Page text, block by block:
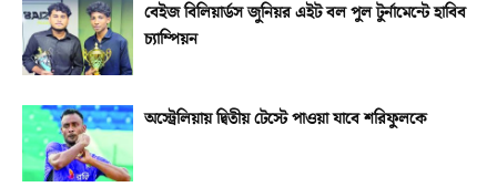
বেইজ বিলিয়ার্ডস জুনিয়র এইট বল পুল টুর্নামেন্টে হাবিব
চ্যাম্পিয়ন
অস্ট্রেলিয়ায় দ্বিতীয় টেস্টে পাওয়া যাবে শরিফুলকে